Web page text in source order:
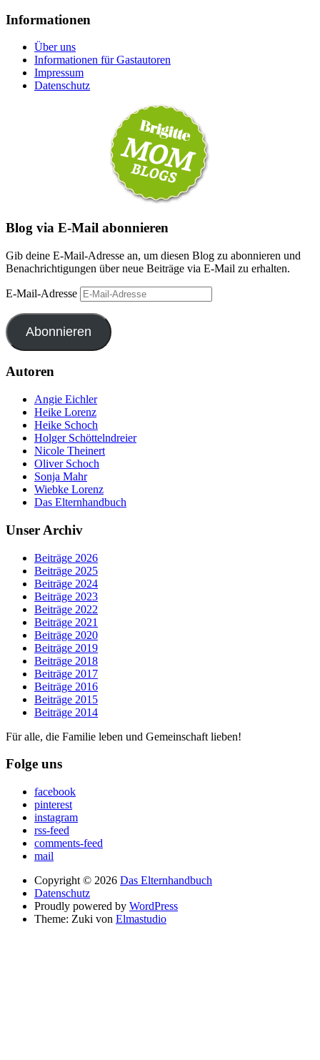
Informationen
Über uns
Informationen für Gastautoren
Impressum
Datenschutz
Blog via E-Mail abonnieren
Gib deine E-Mail-Adresse an, um diesen Blog zu abonnieren und
Benachrichtigungen über neue Beiträge via E-Mail zu erhalten.
E-Mail-Adresse
Abonnieren
Autoren
Angie Eichler
Heike Lorenz
Heike Schoch
Holger Schöttelndreier
Nicole Theinert
Oliver Schoch
Sonja Mahr
Wiebke Lorenz
Das Elternhandbuch
Unser Archiv
Beiträge 2026
Beiträge 2025
Beiträge 2024
Beiträge 2023
Beiträge 2022
Beiträge 2021
Beiträge 2020
Beiträge 2019
Beiträge 2018
Beiträge 2017
Beiträge 2016
Beiträge 2015
Beiträge 2014
Für alle, die Familie leben und Gemeinschaft lieben!
Folge uns
facebook
pinterest
instagram
rss-feed
comments-feed
mail
Copyright © 2026 Das Elternhandbuch
Datenschutz
Proudly powered by WordPress
Theme: Zuki von Elmastudio